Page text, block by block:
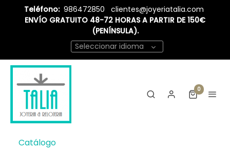
Teléfono: 986472850
clientes@joyeriatalia.com
ENVÍO GRATUITO 48-72 HORAS A PARTIR DE 150€
(PENÍNSULA).
Seleccionar idioma
0
Catálogo